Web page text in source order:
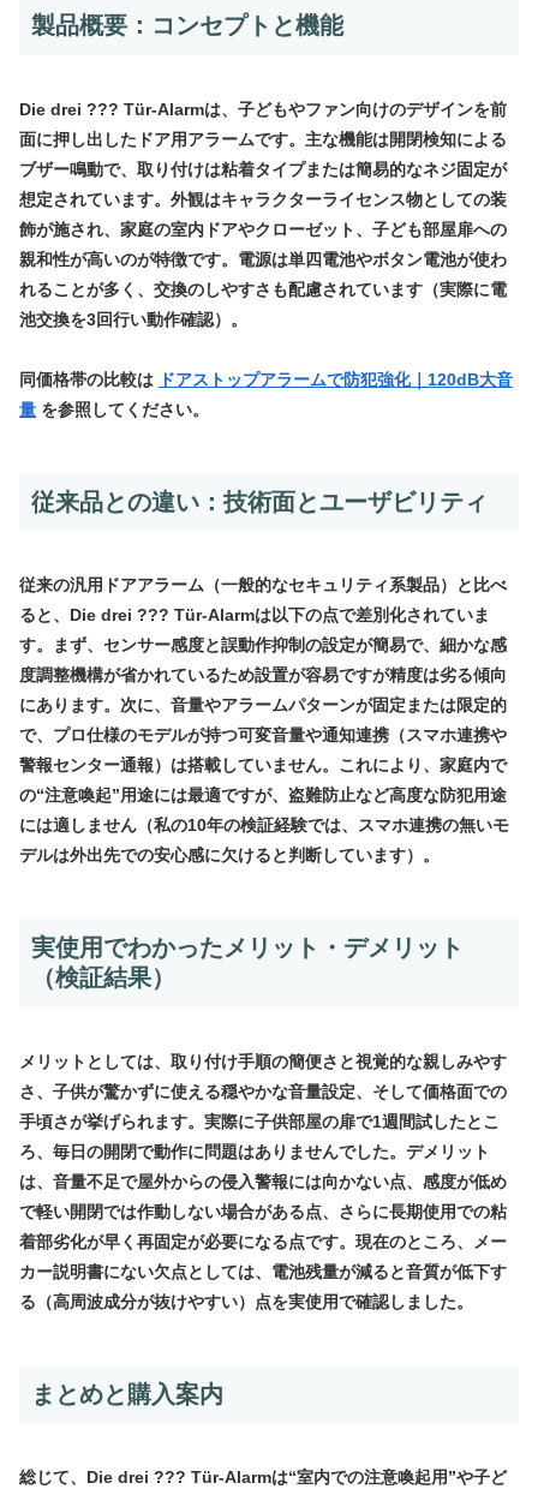
製品概要：コンセプトと機能
Die drei ??? Tür-Alarmは、子どもやファン向けのデザインを前
面に押し出したドア用アラームです。主な機能は開閉検知による
ブザー鳴動で、取り付けは粘着タイプまたは簡易的なネジ固定が
想定されています。外観はキャラクターライセンス物としての装
飾が施され、家庭の室内ドアやクローゼット、子ども部屋扉への
親和性が高いのが特徴です。電源は単四電池やボタン電池が使わ
れることが多く、交換のしやすさも配慮されています（実際に電
池交換を3回行い動作確認）。
同価格帯の比較は ドアストップアラームで防犯強化｜120dB大音
量 を参照してください。
従来品との違い：技術面とユーザビリティ
従来の汎用ドアアラーム（一般的なセキュリティ系製品）と比べ
ると、Die drei ??? Tür-Alarmは以下の点で差別化されていま
す。まず、センサー感度と誤動作抑制の設定が簡易で、細かな感
度調整機構が省かれているため設置が容易ですが精度は劣る傾向
にあります。次に、音量やアラームパターンが固定または限定的
で、プロ仕様のモデルが持つ可変音量や通知連携（スマホ連携や
警報センター通報）は搭載していません。これにより、家庭内で
の“注意喚起”用途には最適ですが、盗難防止など高度な防犯用途
には適しません（私の10年の検証経験では、スマホ連携の無いモ
デルは外出先での安心感に欠けると判断しています）。
実使用でわかったメリット・デメリット
（検証結果）
メリットとしては、取り付け手順の簡便さと視覚的な親しみやす
さ、子供が驚かずに使える穏やかな音量設定、そして価格面での
手頃さが挙げられます。実際に子供部屋の扉で1週間試したとこ
ろ、毎日の開閉で動作に問題はありませんでした。デメリット
は、音量不足で屋外からの侵入警報には向かない点、感度が低め
で軽い開閉では作動しない場合がある点、さらに長期使用での粘
着部劣化が早く再固定が必要になる点です。現在のところ、メー
カー説明書にない欠点としては、電池残量が減ると音質が低下す
る（高周波成分が抜けやすい）点を実使用で確認しました。
まとめと購入案内
総じて、Die drei ??? Tür-Alarmは“室内での注意喚起用”や子ど